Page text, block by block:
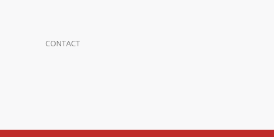
CONTACT